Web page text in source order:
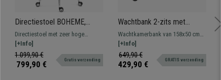
Directiestoel BOHEME,
Hoge Rugleuning,
Futuristisch Ontwerp, Echt
Leder, Grijs
Directiestoel met zeer hoge
rugleuning, futuristisch design en
bijzondere aandacht voor detail
[+Info]
1.099,90 €
799,90 € Gratis verzending
Wachtbank 2-zits met
tafeltje ELVA, Metalen
Structuur, in Zwarte
Kunststof
Wachtkamerbank van 158x50 cm
met metalen structuur en stevige
kunststof zittingen. Zeer resistent,
groot comfort. Verkrijgbaar in
[+Info]
649,90 €
429,90 € GRATIS verzending